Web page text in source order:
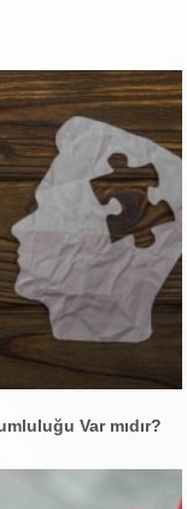
Var mıdır?